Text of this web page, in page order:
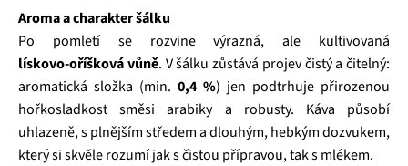
Aroma a charakter šálku
Po pomletí se rozvine výrazná, ale kultivovaná
lískovo‑oříšková vůně. V šálku zůstává projev čistý a čitelný:
aromatická složka (min. 0,4 %) jen podtrhuje přirozenou
hořkosladkost směsi arabiky a robusty. Káva působí
uhlazeně, s plnějším středem a dlouhým, hebkým dozvukem,
který si skvěle rozumí jak s čistou přípravou, tak s mlékem.